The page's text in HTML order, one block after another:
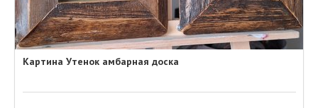
Картина Утенок амбарная доска